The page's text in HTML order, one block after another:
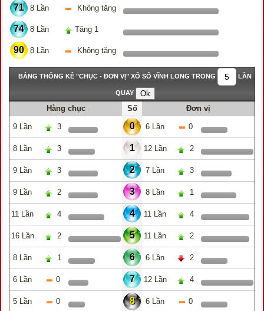
71 8 Lần Không tăng
74 8 Lần Tăng 1
90 8 Lần Không tăng
BẢNG THỐNG KÊ "CHỤC - ĐƠN VỊ" XỔ SỐ VĨNH LONG TRONG LẦN
QUAY
Hàng chục Số Đơn vị
9 Lần 3 0 6 Lần 0
8 Lần 3 1 12 Lần 2
9 Lần 3 2 7 Lần 3
9 Lần 2 3 8 Lần 1
11 Lần 4 4 11 Lần 4
16 Lần 2 5 11 Lần 2
8 Lần 1 6 6 Lần 2
6 Lần 0 7 12 Lần 4
5 Lần 0 8 6 Lần 0